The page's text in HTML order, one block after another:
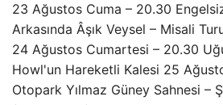
23 Ağustos Cuma – 20.30
Arkasında Âşık Veysel – Misali
24 Ağustos Cumartesi – 20.30
Howl'un Hareketli Kalesi 25
Otopark Yılmaz Güney Sahnesi –